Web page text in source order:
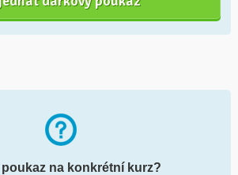
na konkrétní kurz?